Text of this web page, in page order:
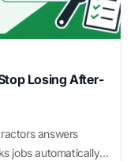
Losing After-
answers
jobs automatically,